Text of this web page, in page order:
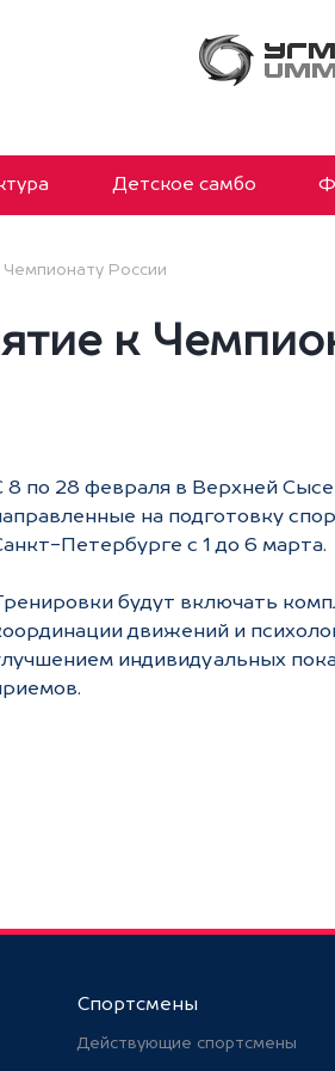
Детское самбо
России
к
8 по 28 февраля в Верхней
на подготовку
Петербурге с 1 до 6 марта.
будут включать
движений и
индивидуальных
Спортсмены
Действующие спортсмены